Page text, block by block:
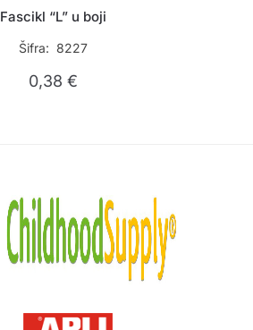
Fascikl “L” u boji
Šifra: 8227
0,38€